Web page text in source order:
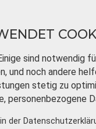
sind notwendig
und noch andere
stetig zu
personenbezogene
der